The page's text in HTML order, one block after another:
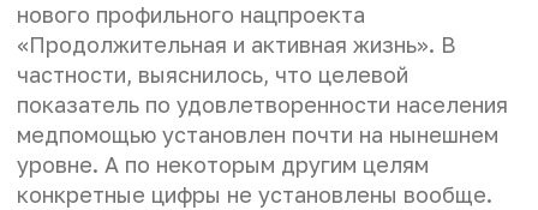
нового профильного нацпроекта
«Продолжительная и активная жизнь». В
частности, выяснилось, что целевой
показатель по удовлетворенности населения
медпомощью установлен почти на нынешнем
уровне. А по некоторым другим целям
конкретные цифры не установлены вообще.